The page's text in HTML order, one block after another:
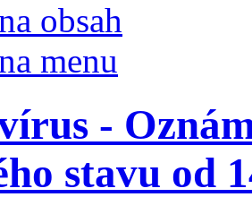
obsah
menu
-
stavu od